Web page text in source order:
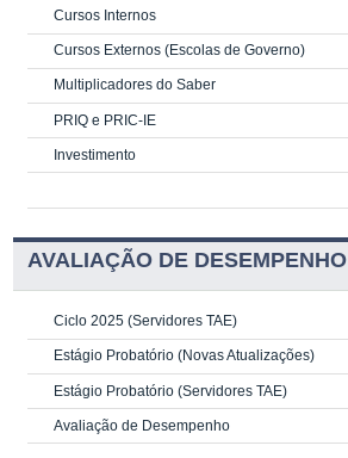
Cursos Internos
Cursos Externos (Escolas de Governo)
Multiplicadores do Saber
PRIQ e PRIC-IE
Investimento
AVALIAÇÃO DE DESEMPENHO
Ciclo 2025 (Servidores TAE)
Estágio Probatório (Novas Atualizações)
Estágio Probatório (Servidores TAE)
Avaliação de Desempenho